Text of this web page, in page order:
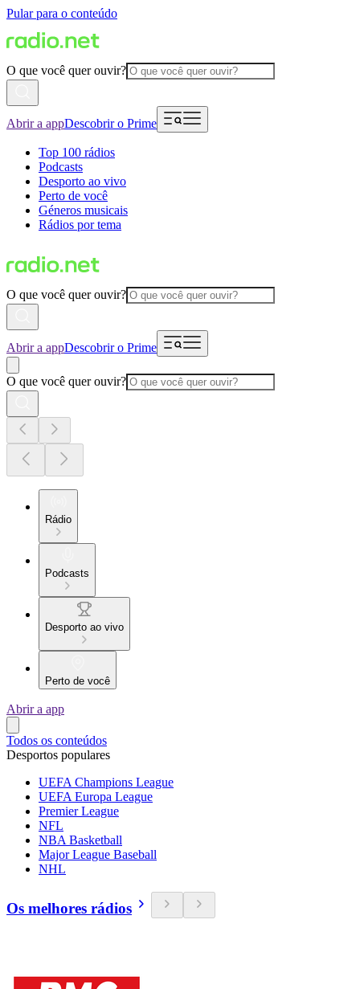
Pular para o conteúdo
O que você quer ouvir?
Abrir a appDescobrir o Prime
Top 100 rádios
Podcasts
Desporto ao vivo
Perto de você
Géneros musicais
Rádios por tema
O que você quer ouvir?
Abrir a appDescobrir o Prime
O que você quer ouvir?
Rádio
Podcasts
Desporto ao vivo
Perto de você
Abrir a app
Todos os conteúdos
Desportos populares
UEFA Champions League
UEFA Europa League
Premier League
NFL
NBA Basketball
Major League Baseball
NHL
Os melhores rádios